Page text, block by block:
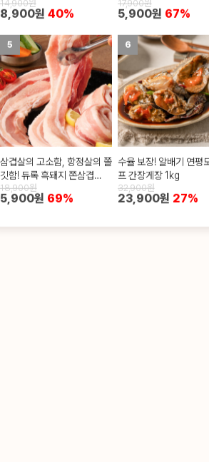
8,900원 40% 5,900원 67%
5
삼겹살의 고소함, 항정살의 쫄
깃함! 듀록 흑돼지 쫀삼겹
500g
18,900원
5,900원 69%
6
수율 보장! 알배기 연평
프 간장게장 1kg
32,900원
23,900원 27%